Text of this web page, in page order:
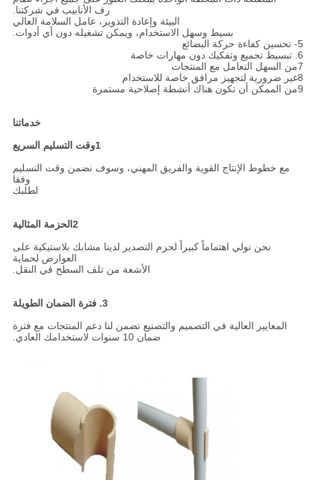
رف الأنابيب في شركتنا.
البيئة وإعادة التدوير، عامل السلامة العالي
بسيط وسهل الاستخدام، ويمكن تشغيله دون أي أدوات.
5- تحسين كفاءة حركة البضائع
6. تبسيط تجميع وتفكيك دون مهارات خاصة
7من السهل التعامل مع المنتجات
8غير ضرورية لتجهيز مرافق خاصة للاستخدام
9من الممكن أن تكون هناك أنشطة إصلاحية مستمرة
خدماتنا
1وقت التسليم السريع
مع خطوط الإنتاج القوية والفريق المهني، وسوف نضمن وقت التسليم
وفقا
لطلبك
2الحزمة المثالية
نحن نولي اهتماماً كبيراً لحزم التصدير لدينا مشابك بلاستيكية على
العوارض لحماية
الأشعة من تلف السطح في النقل.
3. فترة الضمان الطويلة
المعايير العالية في التصميم والتصنيع تضمن لنا دعم المنتجات مع فترة
ضمان 10 سنوات لاستخدامك العادي.